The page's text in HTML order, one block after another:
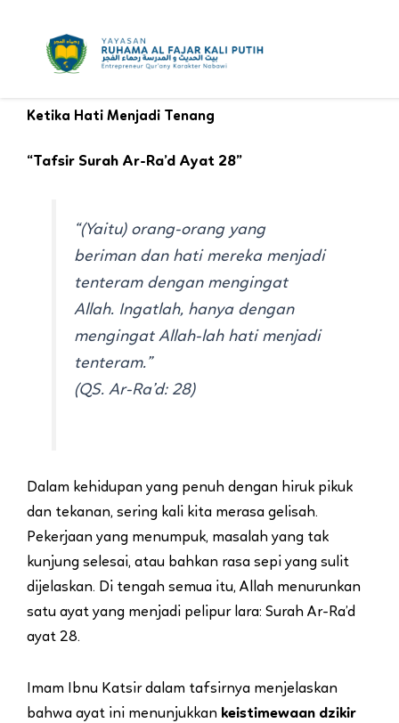
Ketika Hati Menjadi Tenang
“Tafsir Surah Ar-Ra’d Ayat 28”
“(Yaitu) orang-orang yang
beriman dan hati mereka menjadi
tenteram dengan mengingat
Allah. Ingatlah, hanya dengan
mengingat Allah-lah hati menjadi
tenteram.”
(QS. Ar-Ra’d: 28)
Dalam kehidupan yang penuh dengan hiruk pikuk
dan tekanan, sering kali kita merasa gelisah.
Pekerjaan yang menumpuk, masalah yang tak
kunjung selesai, atau bahkan rasa sepi yang sulit
dijelaskan. Di tengah semua itu, Allah menurunkan
satu ayat yang menjadi pelipur lara: Surah Ar-Ra’d
ayat 28.
Imam Ibnu Katsir dalam tafsirnya menjelaskan
bahwa ayat ini menunjukkan keistimewaan dzikir